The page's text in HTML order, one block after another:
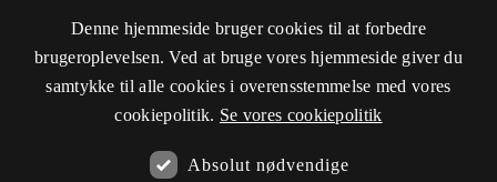
Denne hjemmeside bruger cookies til at forbedre
brugeroplevelsen. Ved at bruge vores hjemmeside giver du
samtykke til alle cookies i overensstemmelse med vores
cookiepolitik. Se vores cookiepolitik
Absolut nødvendige